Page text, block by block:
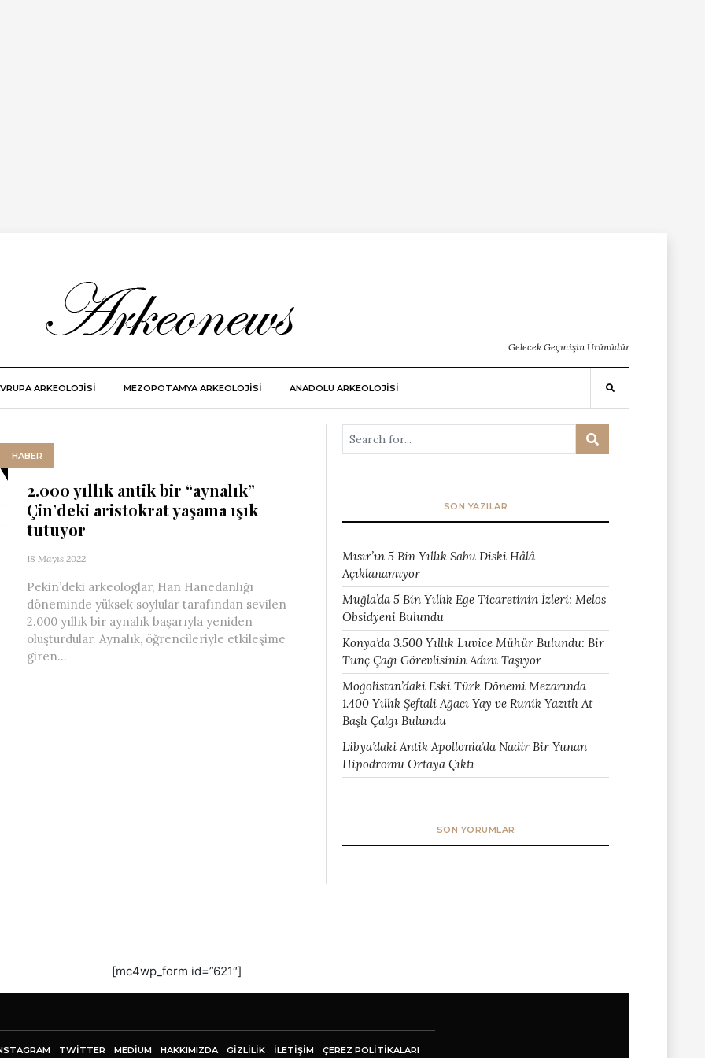
Gelecek Geçmişin Ürünüdür
ARKEOLOJISI MEZOPOTAMYA ARKEOLOJISI ANADOLU ARKEOLOJİSİ
HABER
2.000 yıllık antik bir “aynalık”
Çin’deki aristokrat yaşama ışık
tutuyor
18 Mayıs 2022
Pekin’deki arkeologlar, Han Hanedanlığı
döneminde yüksek soylular tarafından sevilen
2.000 yıllık bir aynalık başarıyla yeniden
oluşturdular. Aynalık, öğrencileriyle etkileşime
giren...
SON YAZILAR
Mısır’ın 5 Bin Yıllık Sabu Diski Hâlâ
Açıklanamıyor
Muğla’da 5 Bin Yıllık Ege Ticaretinin İzleri: Melos
Obsidyeni Bulundu
Konya’da 3.500 Yıllık Luvice Mühür Bulundu: Bir
Tunç Çağı Görevlisinin Adını Taşıyor
Moğolistan’daki Eski Türk Dönemi Mezarında
1.400 Yıllık Şeftali Ağacı Yay ve Runik Yazıtlı At
Başlı Çalgı Bulundu
Libya’daki Antik Apollonia’da Nadir Bir Yunan
Hipodromu Ortaya Çıktı
SON YORUMLAR
[mc4wp_form id=”621″]
TWITTER MEDIUM HAKKIMIZDA GİZLİLİK İLETIŞIM ÇEREZ POLITIKALARI